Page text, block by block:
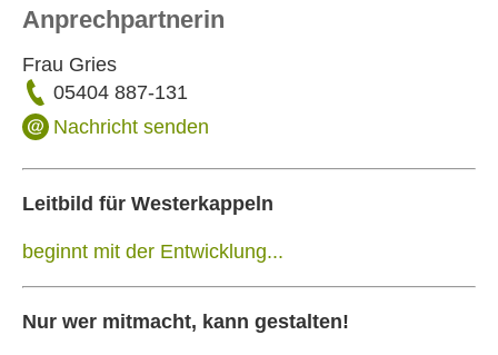
Anprechpartnerin
Frau Gries
05404 887-131
Nachricht senden
Leitbild für Westerkappeln
beginnt mit der Entwicklung...
Nur wer mitmacht, kann gestalten!